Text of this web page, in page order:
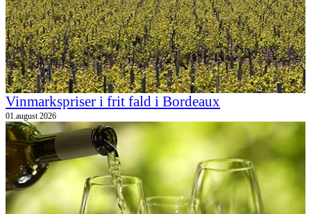
Vinmarkspriser i frit fald i Bordeaux
01.august 2026